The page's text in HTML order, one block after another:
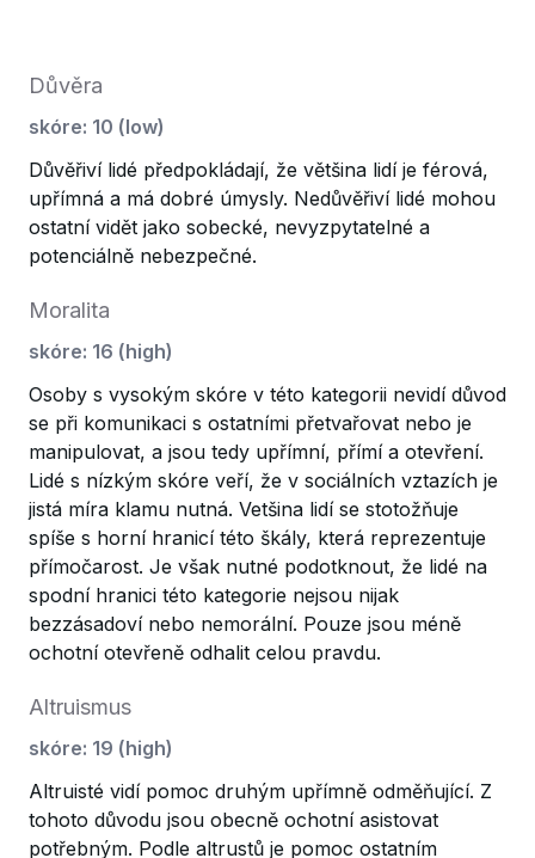
Důvěra
skóre: 10 (low)
Důvěřiví lidé předpokládají, že většina lidí je férová,
upřímná a má dobré úmysly. Nedůvěřiví lidé mohou
ostatní vidět jako sobecké, nevyzpytatelné a
potenciálně nebezpečné.
Moralita
skóre: 16 (high)
Osoby s vysokým skóre v této kategorii nevidí důvod
se při komunikaci s ostatními přetvařovat nebo je
manipulovat, a jsou tedy upřímní, přímí a otevření.
Lidé s nízkým skóre veří, že v sociálních vztazích je
jistá míra klamu nutná. Vetšina lidí se stotožňuje
spíše s horní hranicí této škály, která reprezentuje
přímočarost. Je však nutné podotknout, že lidé na
spodní hranici této kategorie nejsou nijak
bezzásadoví nebo nemorální. Pouze jsou méně
ochotní otevřeně odhalit celou pravdu.
Altruismus
skóre: 19 (high)
Altruisté vidí pomoc druhým upřímně odměňující. Z
tohoto důvodu jsou obecně ochotní asistovat
potřebným. Podle altrustů je pomoc ostatním